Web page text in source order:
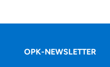
OPK-NEWSLETTER